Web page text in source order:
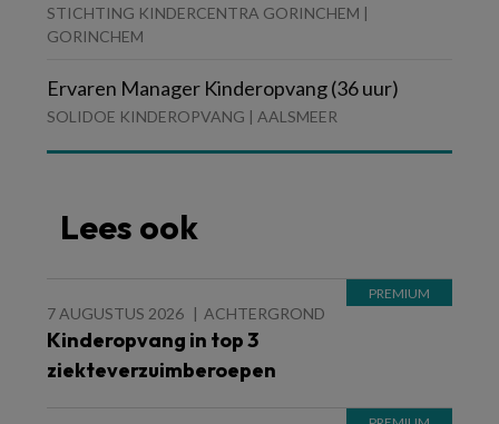
STICHTING KINDERCENTRA GORINCHEM |
GORINCHEM
Ervaren Manager Kinderopvang (36 uur)
SOLIDOE KINDEROPVANG | AALSMEER
Lees ook
7 AUGUSTUS 2026 ACHTERGROND
Kinderopvang in top 3
ziekteverzuimberoepen